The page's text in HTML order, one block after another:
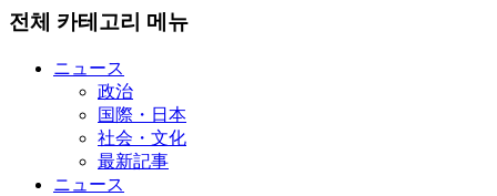
전체 카테고리 메뉴
ニュース
政治
国際・日本
社会・文化
最新記事
ニュース